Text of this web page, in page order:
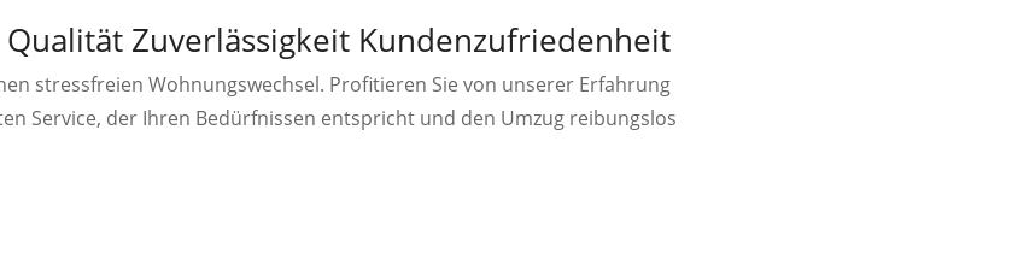
Zuverlässigkeit Kundenzufriedenheit
stressfreien Wohnungswechsel. Profitieren Sie von unserer Erfahrung
Service, der Ihren Bedürfnissen entspricht und den Umzug reibungslos